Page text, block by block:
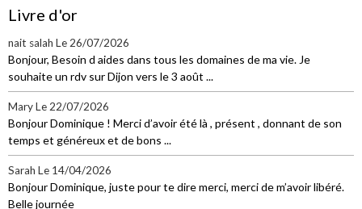
Livre d'or
nait salah Le 26/07/2026
Bonjour, Besoin d aides dans tous les domaines de ma vie. Je
souhaite un rdv sur Dijon vers le 3 août ...
MaryLe 22/07/2026
Bonjour Dominique ! Merci d’avoir été là , présent , donnant de son
temps et généreux et de bons ...
Sarah Le 14/04/2026
Bonjour Dominique, juste pour te dire merci, merci de m’avoir libéré.
Belle journée